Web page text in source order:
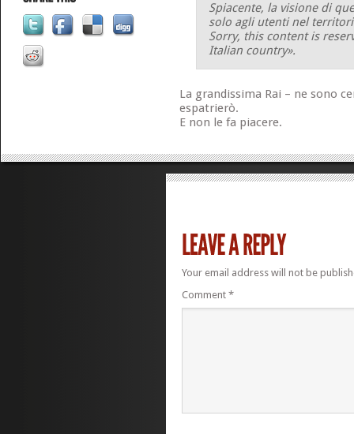
Spiacente, la visione di
solo agli utenti nel
Sorry, this content is
Italian country».
La grandissima Rai – ne sono
espatrierò.
E non le fa piacere.
Your email address will not be
Comment *